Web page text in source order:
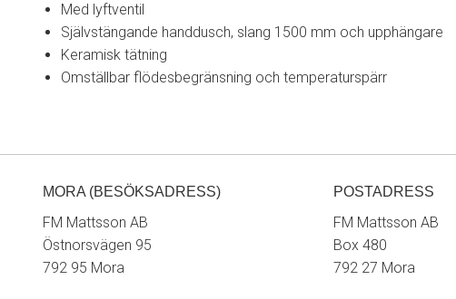
Med lyftventil
Självstängande handdusch, slang 1500 mm och upphängare
Keramisk tätning
Omställbar flödesbegränsning och temperaturspärr
MORA (BESÖKSADRESS)
FM Mattsson AB
Östnorsvägen 95
792 95 Mora
POSTADRESS
FM Mattsson AB
Box 480
792 27 Mora